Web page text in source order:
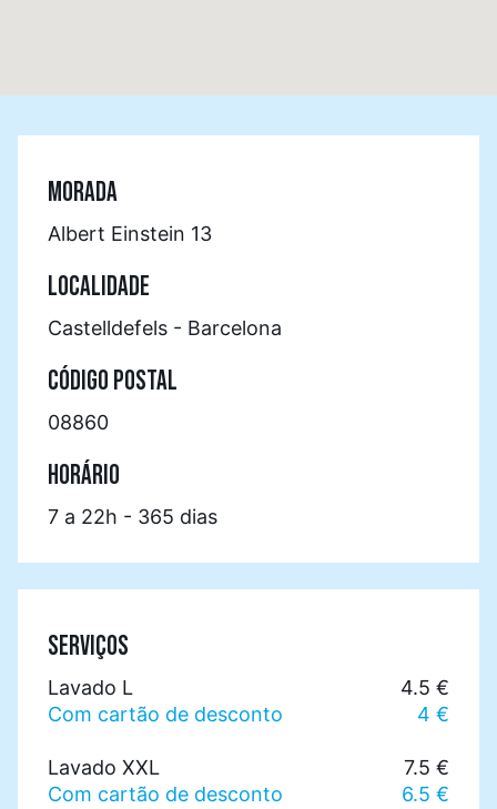
MORADA
Albert Einstein 13
LOCALIDADE
Castelldefels - Barcelona
CÓDIGO POSTAL
08860
HORÁRIO
7 a 22h - 365 dias
SERVIÇOS
Lavado L
4.5 €
Com cartão de desconto
4 €
Lavado XXL
7.5 €
Com cartão de desconto
6.5 €